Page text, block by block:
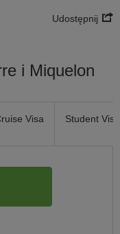
Udostępnij
i Miquelon
Visa Student Visa